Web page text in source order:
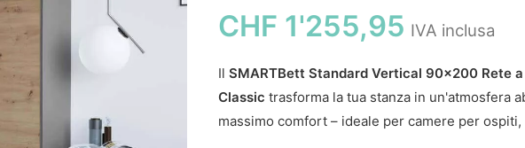
CHF 1'255,95 IVA inclusa
Il SMARTBett Standard Vertical 90x200 Rete
Classic trasforma la tua stanza in un'atmosfera
massimo comfort – ideale per camere per